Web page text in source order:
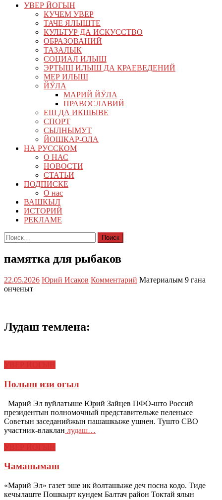
УВЕР ЙОГЫН
КУЧЕМ УВЕР
ТАЧЕ ЯЛЫШТЕ
КУЛЬТУР ДА ИСКУССТВО
ОБРАЗОВАНИЙ
ТАЗАЛЫК
СОЦИАЛ ИЛЫШ
ЭРТЫШ ИЛЫШ ДА КРАЕВЕДЕНИЙ
МЕР ИЛЫШ
ЙӰЛА
МАРИЙ ЙӰЛА
ПРАВОСЛАВИЙ
ЕШ ДА ИКШЫВЕ
СПОРТ
СЫЛНЫМУТ
ЙОШКАР-ОЛА
НА РУССКОМ
О НАС
НОВОСТИ
СТАТЬИ
ПОДПИСКЕ
О нас
ВАШКЫЛ
ИСТОРИЙ
РЕКЛАМЕ
Найти:
памятка для рыбаков
22.05.2026 Юрий Исаков Комментарий Материалым 9 гана
онченыт
Лудаш темлена:
Полыш изи огыл
Марий Эл вуйлатыше Юрий Зайцев ПФО-што Россий
президентын полномочный представительже пеленысе
Советын заседанийжын пашашкыже ушнен. Тушто СВО
участник-влаклан лудаш…
Чаманымаш
«Марий Эл» газет эше ик йолташыже деч посна кодо. Тиде
кечылаште Пошкырт кундем Балтач район Токтай ялын